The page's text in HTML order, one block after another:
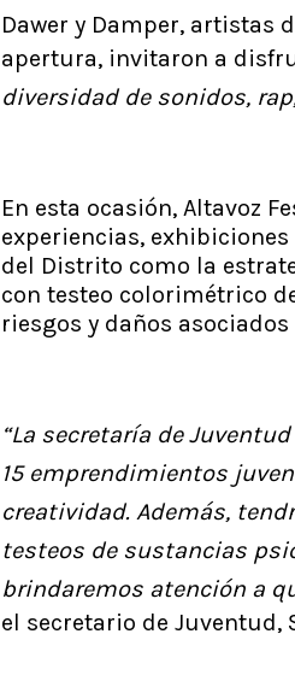
Dawer y Damper, artistas
apertura, invitaron a
diversidad de sonidos,
En esta ocasión, Altavoz
experiencias,
del Distrito como la
con testeo colorimétrico
riesgos y daños
“La secretaría de
15 emprendimientos
creatividad. Además,
testeos de sustancias
brindaremos atención a
el secretario de Juventud,